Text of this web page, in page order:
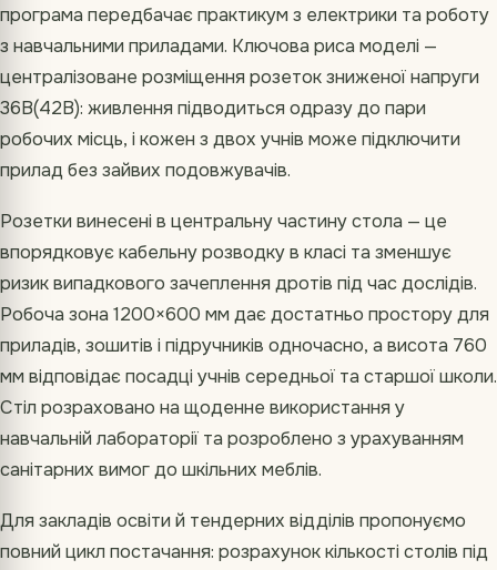
програма передбачає практикум з електрики та роботу
з навчальними приладами. Ключова риса моделі —
централізоване розміщення розеток зниженої напруги
36В(42В): живлення підводиться одразу до пари
робочих місць, і кожен з двох учнів може підключити
прилад без зайвих подовжувачів.
Розетки винесені в центральну частину стола — це
впорядковує кабельну розводку в класі та зменшує
ризик випадкового зачеплення дротів під час дослідів.
Робоча зона 1200×600 мм дає достатньо простору для
приладів, зошитів і підручників одночасно, а висота 760
мм відповідає посадці учнів середньої та старшої школи.
Стіл розраховано на щоденне використання у
навчальній лабораторії та розроблено з урахуванням
санітарних вимог до шкільних меблів.
Для закладів освіти й тендерних відділів пропонуємо
повний цикл постачання: розрахунок кількості столів під